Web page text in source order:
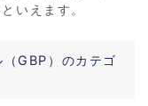
いえます。
GBP）のカテゴ